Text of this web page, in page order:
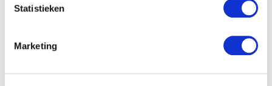
Statistieken
Marketing